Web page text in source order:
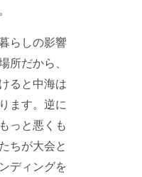
らしの影響
所だから、
ると中海は
ます。逆に
っと悪くも
ちが大会と
ディングを